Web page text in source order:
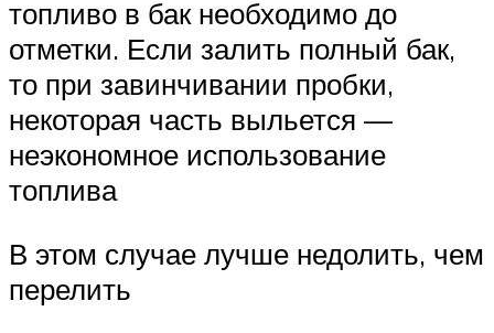
топливо в бак необходимо до
отметки. Если залить полный бак,
то при завинчивании пробки,
некоторая часть выльется —
неэкономное использование
топлива
В этом случае лучше недолить, чем
перелить